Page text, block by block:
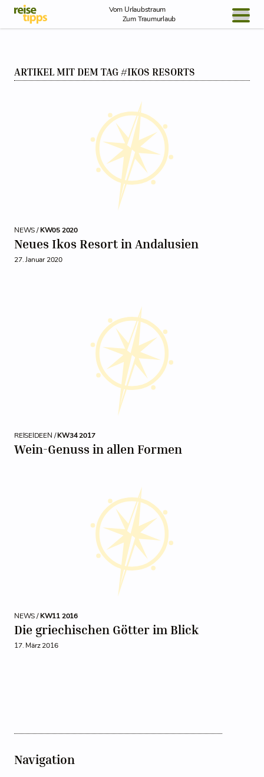
Skip to Content
Vom Urlaubstraum
Zum Traumurlaub
NEWS
ARTIKEL MIT DEM TAG #IKOS RESORTS
NEWS /KW05 2020
Neues Ikos Resort in Andalusien
27. Januar 2020
REISEIDEEN /KW34 2017
Wein-Genuss in allen Formen
NEWS /KW11 2016
Die griechischen Götter im Blick
17. März 2016
Navigation